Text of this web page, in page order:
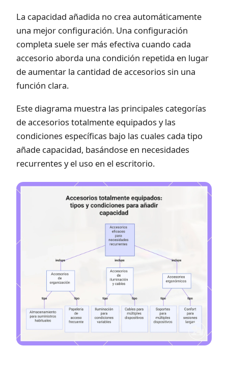
La capacidad añadida no crea automáticamente
una mejor configuración. Una configuración
completa suele ser más efectiva cuando cada
accesorio aborda una condición repetida en lugar
de aumentar la cantidad de accesorios sin una
función clara.
Este diagrama muestra las principales categorías
de accesorios totalmente equipados y las
condiciones específicas bajo las cuales cada tipo
añade capacidad, basándose en necesidades
recurrentes y el uso en el escritorio.